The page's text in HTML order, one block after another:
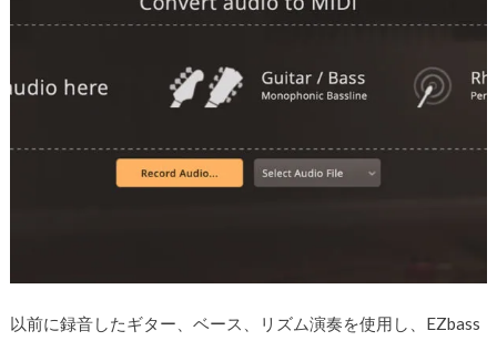
以前に録音したギター、ベース、リズム演奏を使用し、EZbass